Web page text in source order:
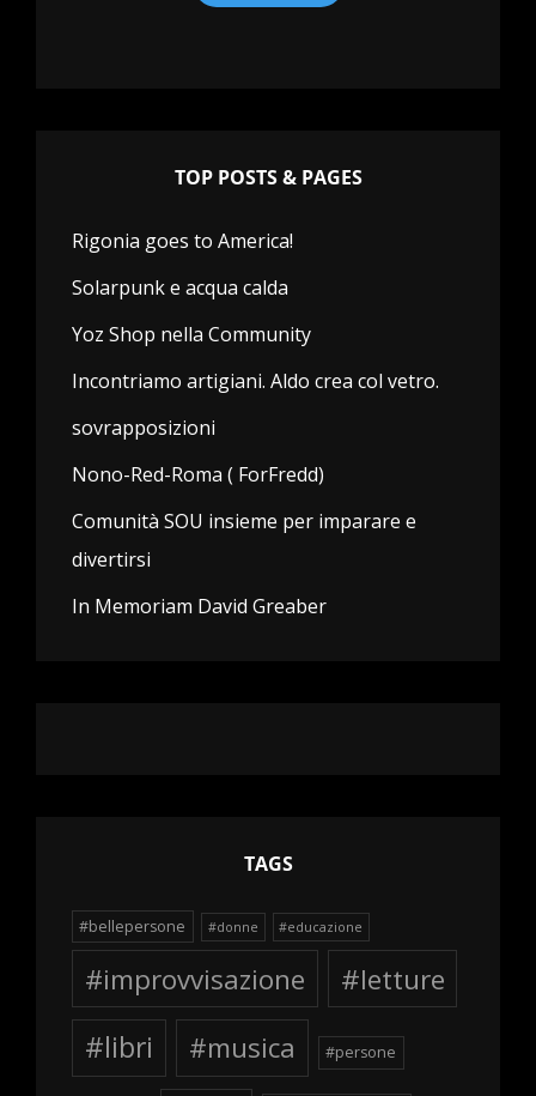
TOP POSTS & PAGES
Rigonia goes to America!
Solarpunk e acqua calda
Yoz Shop nella Community
Incontriamo artigiani. Aldo crea col vetro.
sovrapposizioni
Nono-Red-Roma ( ForFredd)
Comunità SOU insieme per imparare e
divertirsi
In Memoriam David Greaber
TAGS
#bellepersone #donne #educazione
#improvvisazione
#letture
#libri
#musica #persone